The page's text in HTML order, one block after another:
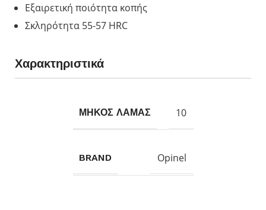
Eξαιρετική ποιότητα κοπής
Σκληρότητα 55-57 HRC
Χαρακτηριστικά
ΜΗΚΟΣ ΛΑΜΑΣ 10
BRAND Opinel